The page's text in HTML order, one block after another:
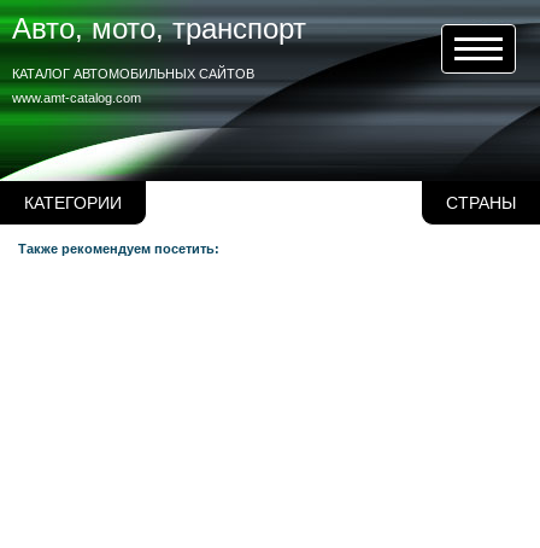
КАТЕГОРИИ СТРАНЫ
Авто, мото, транспорт
www.amt-catalog.com
КАТАЛОГ АВТОМОБИЛЬНЫХ САЙТОВ
Также рекомендуем посетить: